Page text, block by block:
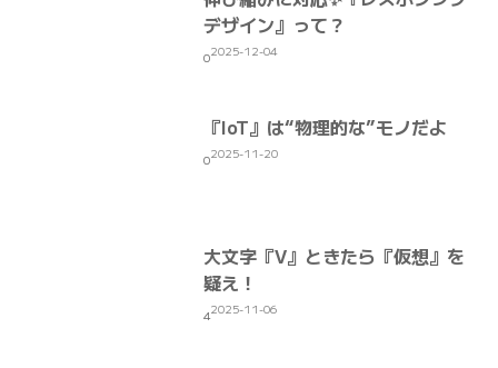
デザイン』って？
02025-12-04
『IoT』は“物理的な”モノだよ
02025-11-20
大文字『V』ときたら『仮想』を
疑え！
42025-11-06